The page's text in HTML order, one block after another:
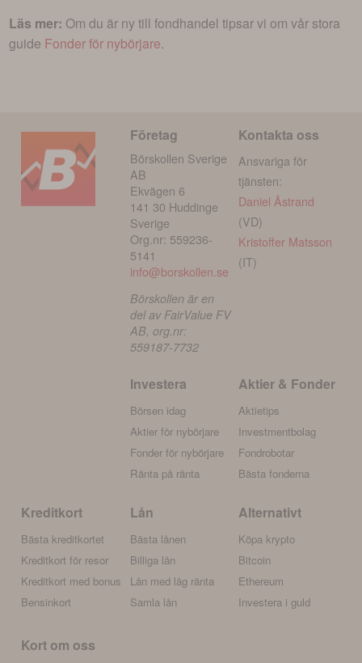
Läs mer: Om du är ny till fondhandel tipsar vi om vår stora
guide Fonder för nybörjare.
Företag
Börskollen Sverige
AB
Ekvägen 6
141 30 Huddinge
Sverige
Org.nr: 559236-
5141
info@borskollen.se
Börskollen är en
del av FairValue FV
AB, org.nr:
559187-7732
Kontakta oss
Ansvariga för
tjänsten:
Daniel Åstrand
(VD)
Kristoffer Matsson
(IT)
Investera
Börsen idag
Aktier för nybörjare
Fonder för nybörjare
Ränta på ränta
Aktier & Fonder
Aktietips
Investmentbolag
Fondrobotar
Bästa fonderna
Kreditkort
Bästa kreditkortet
Kreditkort för resor
Kreditkort med bonus
Bensinkort
Lån
Bästa lånen
Billiga lån
Lån med låg ränta
Samla lån
Alternativt
Köpa krypto
Bitcoin
Ethereum
Investera i guld
Kort om oss